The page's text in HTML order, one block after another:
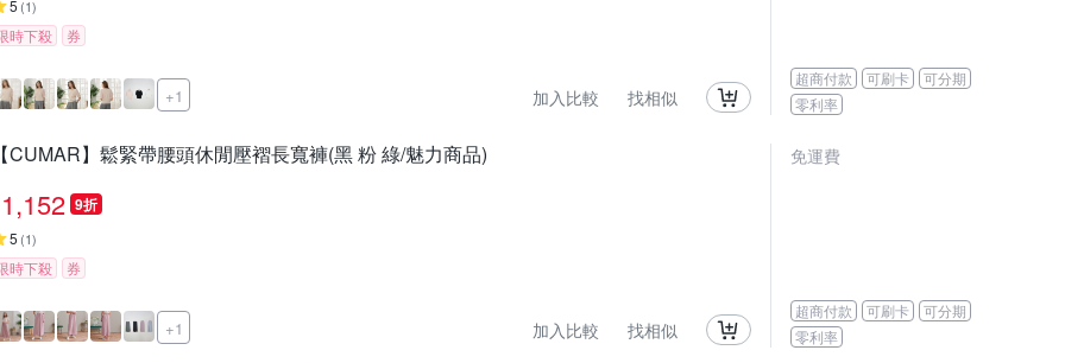
5 (1)
時下殺 券
+1 加入比較 找相似
超商付款 可刷卡
可分期
零利率
CUMAR】鬆緊帶腰頭休閒壓褶長寬褲(黑 粉 綠/魅力商品)
1,152 9折
5 (1)
時下殺 券
+1 加入比較 找相似
免運費
超商付款 可刷卡
可分期
零利率